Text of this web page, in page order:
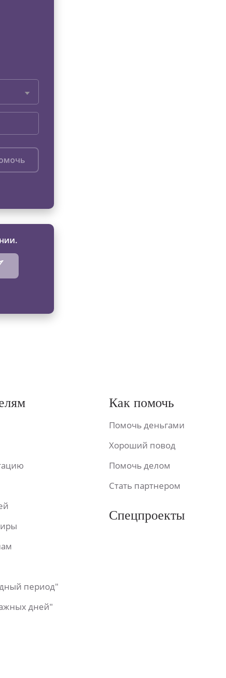
период"
дней"
Как помочь
Помочь деньгами
Хороший повод
Помочь делом
Стать партнером
Спецпроекты